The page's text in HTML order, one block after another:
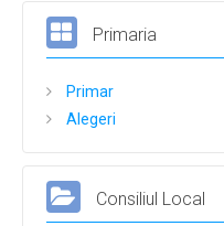
Programe si strategii
Rapoarte si studii
Informații de interes public
Buletinul informativ
Buget
Primaria
Primar
Alegeri
Consiliul Local